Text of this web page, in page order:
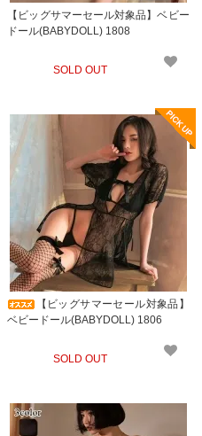
【ビッグサマーセール対象品】ベビー
ドール(BABYDOLL) 1808
SOLD OUT
【ビッグサマーセール対象品】
ベビードール(BABYDOLL) 1806
SOLD OUT